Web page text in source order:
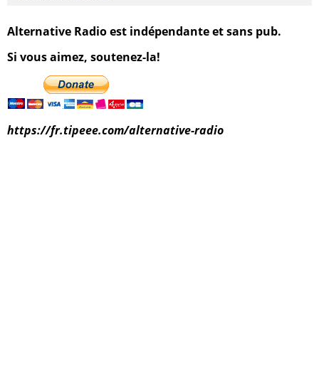
Alternative Radio est indépendante et sans pub.
Si vous aimez, soutenez-la!
https://fr.tipeee.com/alternative-radio